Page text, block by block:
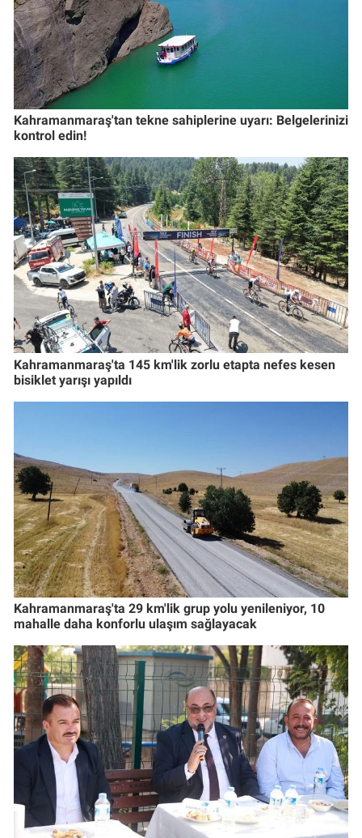
Kahramanmaraş'tan tekne sahiplerine uyarı: Belgelerinizi
kontrol edin!
Kahramanmaraş'ta 145 km'lik zorlu etapta nefes kesen
bisiklet yarışı yapıldı
Kahramanmaraş'ta 29 km'lik grup yolu yenileniyor, 10
mahalle daha konforlu ulaşım sağlayacak